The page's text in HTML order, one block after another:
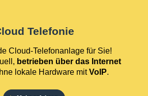
Telefonie
Cloud-Telefonanlage für Sie!
betrieben über das Internet
lokale Hardware mitVoIP.